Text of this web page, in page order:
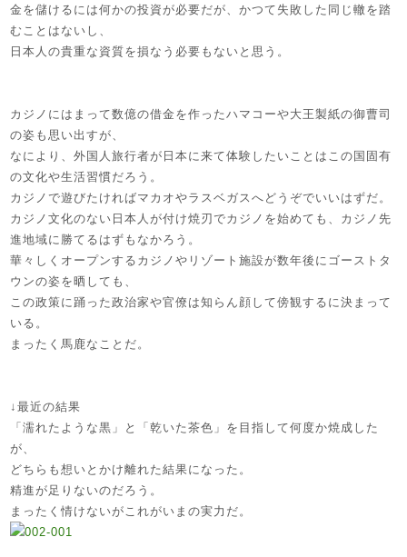
金を儲けるには何かの投資が必要だが、かつて失敗した同じ轍を踏
むことはないし、
日本人の貴重な資質を損なう必要もないと思う。
カジノにはまって数億の借金を作ったハマコーや大王製紙の御曹司
の姿も思い出すが、
なにより、外国人旅行者が日本に来て体験したいことはこの国固有
の文化や生活習慣だろう。
カジノで遊びたければマカオやラスベガスへどうぞでいいはずだ。
カジノ文化のない日本人が付け焼刃でカジノを始めても、カジノ先
進地域に勝てるはずもなかろう。
華々しくオープンするカジノやリゾート施設が数年後にゴーストタ
ウンの姿を晒しても、
この政策に踊った政治家や官僚は知らん顔して傍観するに決まって
いる。
まったく馬鹿なことだ。
↓最近の結果
「濡れたような黒」と「乾いた茶色」を目指して何度か焼成した
が、
どちらも想いとかけ離れた結果になった。
精進が足りないのだろう。
まったく情けないがこれがいまの実力だ。